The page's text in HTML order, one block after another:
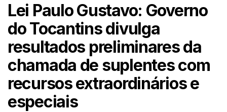
Lei Paulo Gustavo: Governo
do Tocantins divulga
resultados preliminares da
chamada de suplentes com
recursos extraordinários e
especiais